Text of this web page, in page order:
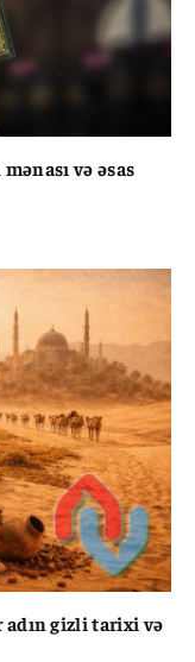
və əsas
gizli tarixi və